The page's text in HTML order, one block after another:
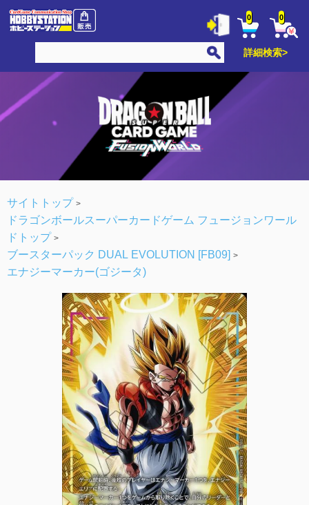
0 0
詳細検索>
サイトトップ
ドラゴンボールスーパーカードゲーム フュージョンワール
ドトップ
ブースターパック DUAL EVOLUTION [FB09]
エナジーマーカー(ゴジータ)